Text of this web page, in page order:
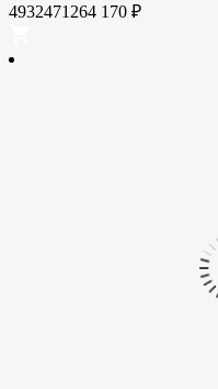
4932471264 170 ₽